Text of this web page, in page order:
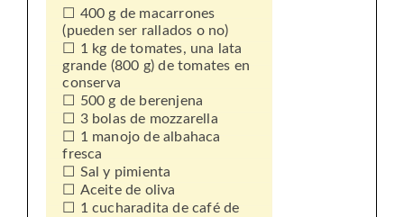
400 g de macarrones
(pueden ser rallados o no)
1 kg de tomates, una lata
grande (800 g) de tomates en
conserva
500 g de berenjena
3 bolas de mozzarella
1 manojo de albahaca
fresca
Sal y pimienta
Aceite de oliva
1 cucharadita de café de